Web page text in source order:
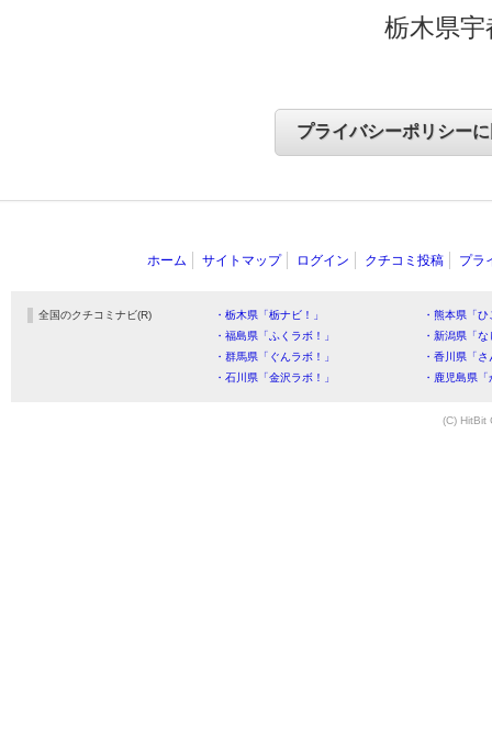
栃木県
ホーム サイトマップ ログイン クチコミ投稿 プラ
全国のクチコミナビ(R) ・栃木県「栃ナビ！」
・熊本県「
・福島県「ふくラボ！」
・新潟県「
・群馬県「ぐんラボ！」
・香川県「
・石川県「金沢ラボ！」
・鹿児島県
(C) HitBit